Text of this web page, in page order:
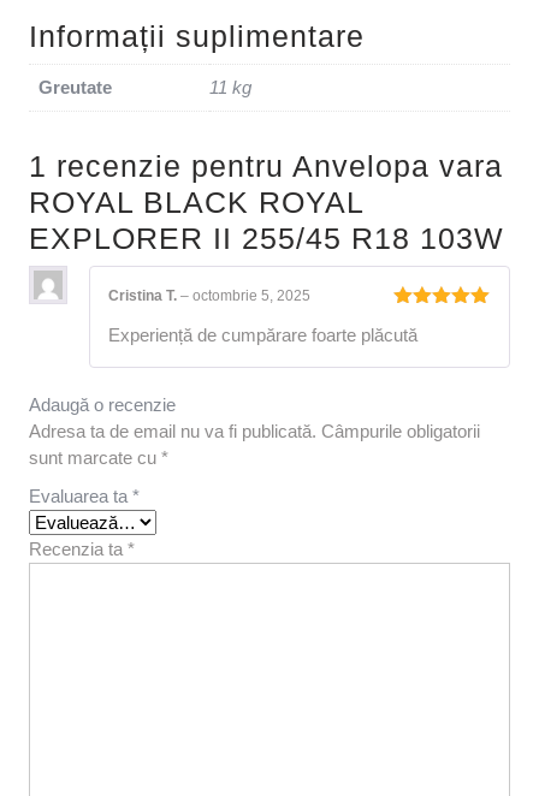
Informații suplimentare
Greutate 11 kg
1 recenzie pentru Anvelopa vara
ROYAL BLACK ROYAL
EXPLORER II 255/45 R18 103W
5din 5
Cristina T. – octombrie 5, 2025
Experiență de cumpărare foarte plăcută
Adaugă o recenzie
Adresa ta de email nu va fi publicată. Câmpurile obligatorii
sunt marcate cu *
Evaluarea ta *
Recenzia ta *